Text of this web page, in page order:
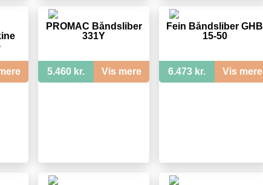
PROMAC Båndsliber
331Y
5.460 kr. Vis mere
Fein Båndsliber GHB
15-50
6.473 kr. Vis mere